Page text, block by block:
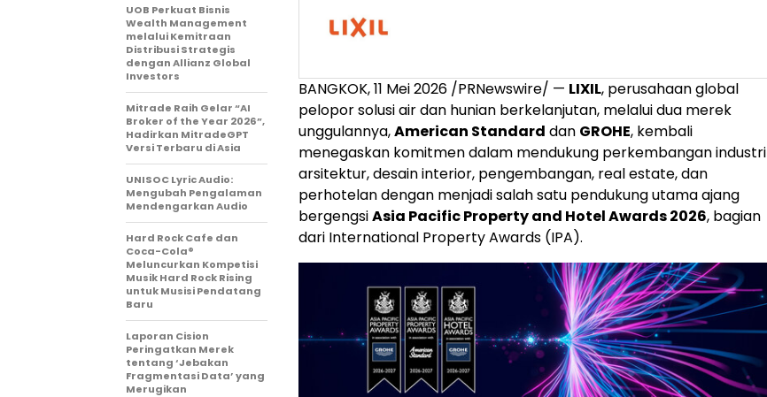
BANGKOK,11 Mei 2026 /PRNewswire/ — LIXIL, perusahaan global
pelopor solusi air dan hunian berkelanjutan, melalui dua merek
unggulannya,American Standard dan GROHE, kembali
menegaskan komitmen dalam mendukung perkembangan industri
arsitektur, desain interior, pengembangan, real estate, dan
perhotelan dengan menjadi salah satu pendukung utama ajang
bergengsiAsia Pacific Property and Hotel Awards 2026, bagian
dari International Property Awards (IPA).
UOB Perkuat Bisnis
Wealth Management
melalui Kemitraan
Distribusi Strategis
dengan Allianz Global
Investors
Mitrade Raih Gelar “AI
Broker of the Year 2026”,
Hadirkan MitradeGPT
Versi Terbaru di Asia
UNISOC Lyric Audio:
Mengubah Pengalaman
Mendengarkan Audio
Hard Rock Cafe dan
Coca-Cola®
Meluncurkan Kompetisi
Musik Hard Rock Rising
untuk Musisi Pendatang
Baru
Laporan Cision
Peringatkan Merek
tentang ‘Jebakan
Fragmentasi Data’ yang
Merugikan